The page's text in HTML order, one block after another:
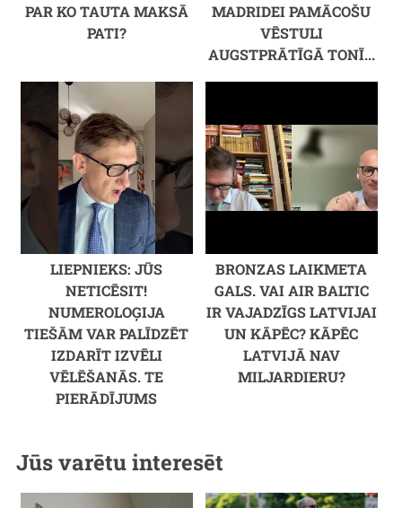
PAR KO TAUTA MAKSĀ
PATI?
MADRIDEI PAMĀCOŠU
VĒSTULI
AUGSTPRĀTĪGĀ TONĪ...
LIEPNIEKS: JŪS
NETICĒSIT!
NUMEROLOĢIJA
TIEŠĀM VAR PALĪDZĒT
IZDARĪT IZVĒLI
VĒLĒŠANĀS. TE
PIERĀDĪJUMS
BRONZAS LAIKMETA
GALS. VAI AIR BALTIC
IR VAJADZĪGS LATVIJAI
UN KĀPĒC? KĀPĒC
LATVIJĀ NAV
MILJARDIERU?
Jūs varētu interesēt